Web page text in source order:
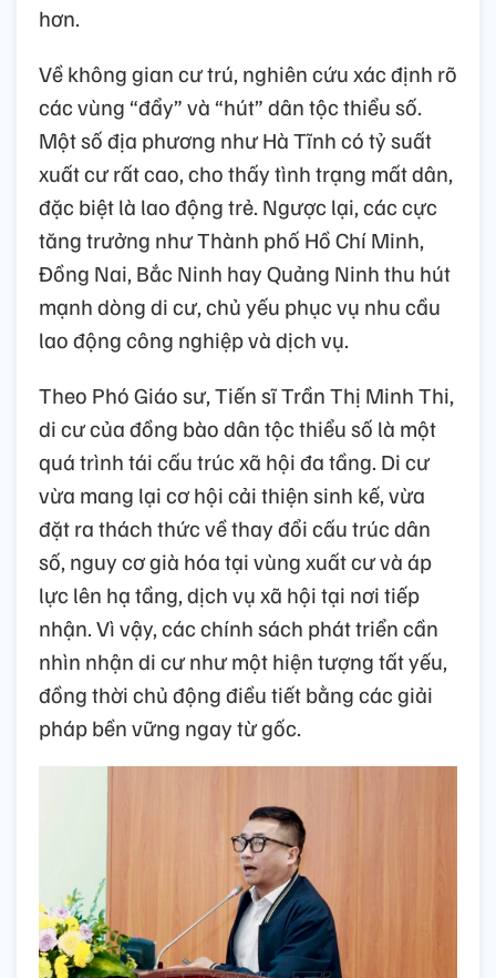
hơn.
Về không gian cư trú, nghiên cứu xác định rõ
các vùng “đẩy” và “hút” dân tộc thiểu số.
Một số địa phương như Hà Tĩnh có tỷ suất
xuất cư rất cao, cho thấy tình trạng mất dân,
đặc biệt là lao động trẻ. Ngược lại, các cực
tăng trưởng như Thành phố Hồ Chí Minh,
Đồng Nai, Bắc Ninh hay Quảng Ninh thu hút
mạnh dòng di cư, chủ yếu phục vụ nhu cầu
lao động công nghiệp và dịch vụ.
Theo Phó Giáo sư, Tiến sĩ Trần Thị Minh Thi,
di cư của đồng bào dân tộc thiểu số là một
quá trình tái cấu trúc xã hội đa tầng. Di cư
vừa mang lại cơ hội cải thiện sinh kế, vừa
đặt ra thách thức về thay đổi cấu trúc dân
số, nguy cơ già hóa tại vùng xuất cư và áp
lực lên hạ tầng, dịch vụ xã hội tại nơi tiếp
nhận. Vì vậy, các chính sách phát triển cần
nhìn nhận di cư như một hiện tượng tất yếu,
đồng thời chủ động điều tiết bằng các giải
pháp bền vững ngay từ gốc.